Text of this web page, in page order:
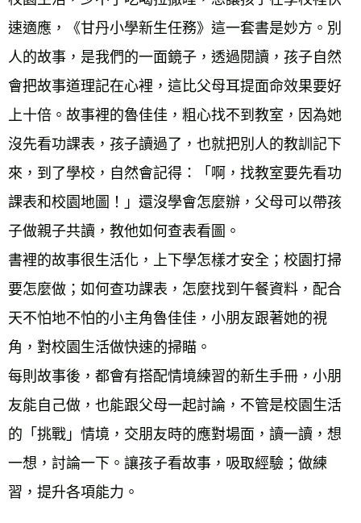
速適應，《甘丹小學新生任務》這一套書是妙方。別
人的故事，是我們的一面鏡子，透過閱讀，孩子自然
會把故事道理記在心裡，這比父母耳提面命效果要好
上十倍。故事裡的魯佳佳，粗心找不到教室，因為她
沒先看功課表，孩子讀過了，也就把別人的教訓記下
來，到了學校，自然會記得：「啊，找教室要先看功
課表和校園地圖！」還沒學會怎麼辦，父母可以帶孩
子做親子共讀，教他如何查表看圖。
書裡的故事很生活化，上下學怎樣才安全；校園打掃
要怎麼做；如何查功課表，怎麼找到午餐資料，配合
天不怕地不怕的小主角魯佳佳，小朋友跟著她的視
角，對校園生活做快速的掃瞄。
每則故事後，都會有搭配情境練習的新生手冊，小朋
友能自己做，也能跟父母一起討論，不管是校園生活
的「挑戰」情境，交朋友時的應對場面，讀一讀，想
一想，討論一下。讓孩子看故事，吸取經驗；做練
習，提升各項能力。